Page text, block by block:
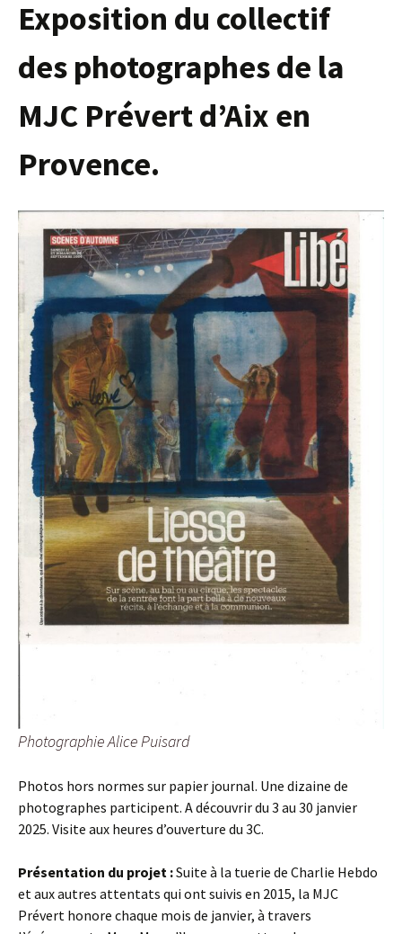
Exposition du collectif
des photographes de la
MJC Prévert d’Aix en
Provence.
Photographie Alice Puisard
Photos hors normes sur papier journal. Une dizaine de
photographes participent. A découvrir du 3 au 30 janvier
2025. Visite aux heures d’ouverture du 3C.
Présentation du projet :Suite à la tuerie de Charlie Hebdo
et aux autres attentats qui ont suivis en 2015, la MJC
Prévert honore chaque mois de janvier, à travers